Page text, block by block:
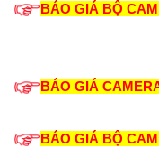
BÁO GIÁ BỘ
BÁO GIÁ
BÁO GIÁ BỘ